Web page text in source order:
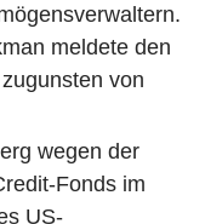
meldete den
von
wegen der
Fonds im
US-